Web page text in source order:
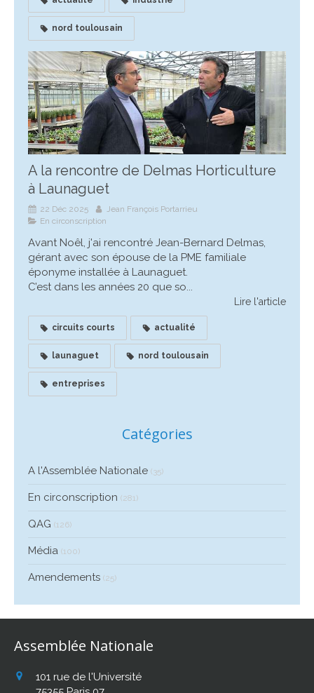
nord toulousain
A la rencontre de Delmas Horticulture
à Launaguet
22 Déc 2025
Jean François Portarrieu
En circonscription
Avant Noêl, j'ai rencontré Jean-Bernard Delmas,
gérant avec son épouse de la PME familiale
éponyme installée à Launaguet.
C’est dans les années 20 que so...
Lire l'article
circuits courts actualité
launaguet nord toulousain
entreprises
Catégories
A l'Assemblée Nationale (35)
En circonscription (281)
QAG (126)
Média (100)
Amendements (25)
Assemblée Nationale
101 rue de l'Université